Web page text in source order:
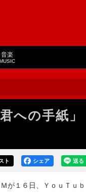
音楽
への手紙」
送る
シェア
ト
が１６日、ＹｏｕＴｕｂ